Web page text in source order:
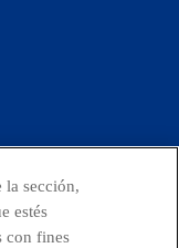
la sección,
estés
con fines